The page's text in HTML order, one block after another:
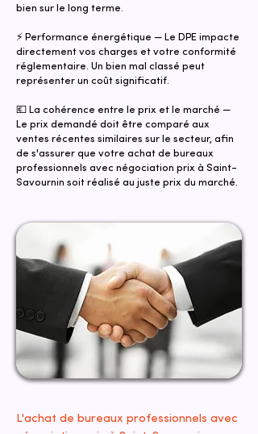
bien sur le long terme.
⚡ Performance énergétique — Le DPE impacte
directement vos charges et votre conformité
réglementaire. Un bien mal classé peut
représenter un coût significatif.
💶 La cohérence entre le prix et le marché —
Le prix demandé doit être comparé aux
ventes récentes similaires sur le secteur, afin
de s'assurer que votre achat de bureaux
professionnels avec négociation prix à Saint-
Savournin soit réalisé au juste prix du marché.
L'achat de bureaux professionnels avec